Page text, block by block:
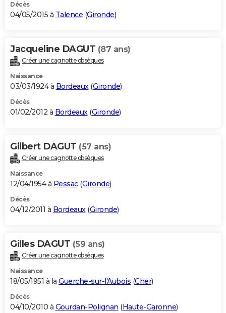
Décès
04/05/2015 à Talence (Gironde)
Jacqueline DAGUT (87 ans)
Créer une cagnotte obsèques
Naissance
03/03/1924 à Bordeaux(Gironde)
Décès
01/02/2012 à Bordeaux(Gironde)
Gilbert DAGUT (57 ans)
Créer une cagnotte obsèques
Naissance
12/04/1954 à Pessac(Gironde)
Décès
04/12/2011 à Bordeaux(Gironde)
Gilles DAGUT (59 ans)
Créer une cagnotte obsèques
Naissance
18/05/1951 à la Guerche-sur-l'Aubois (Cher)
Décès
04/10/2010 à Gourdan-Polignan (Haute-Garonne)